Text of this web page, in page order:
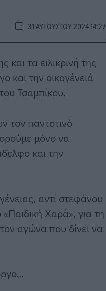
31 ΑΥΓΟΎΣΤΟΥ 2024 14:27
τα ειλικρινή της
και την οικογένειά
Τσαμπίκου.
τον παντοτινό
μόνο να
και την
αντί στεφάνου
Χαρά», για τη
αγώνα που δίνει να